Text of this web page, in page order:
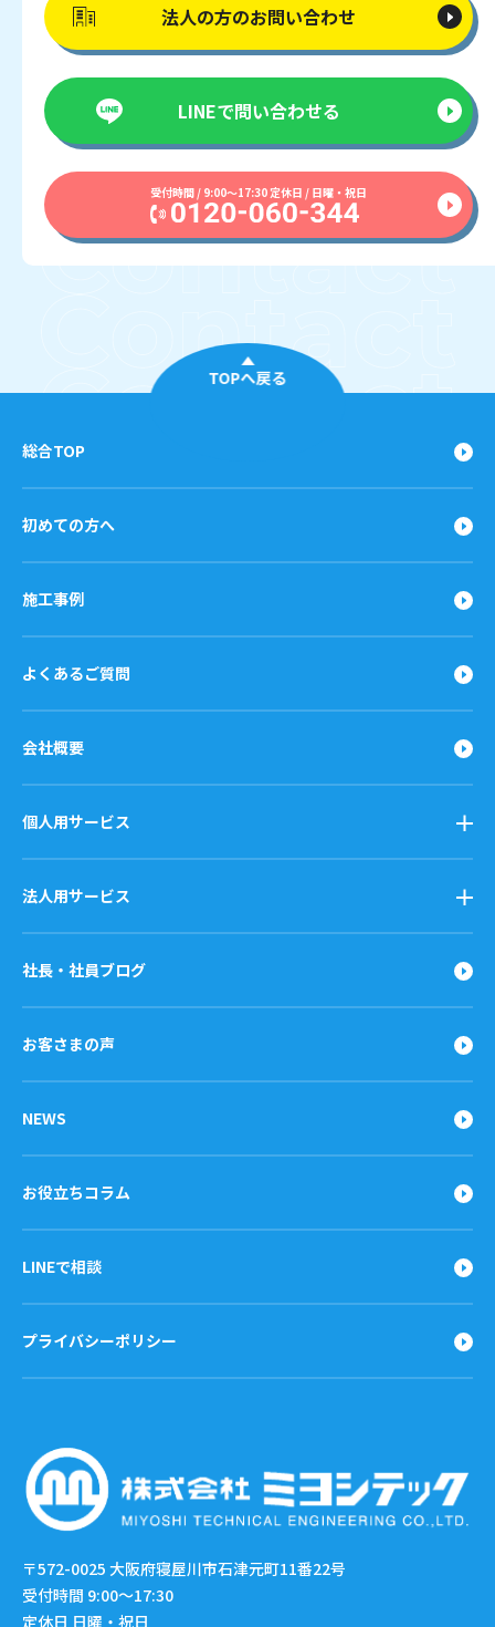
法人の方のお問い合わせ
LINEで問い合わせる
受付時間 / 9:00〜17:30 定休日 / 日曜・祝日
TOPへ戻る
総合TOP
初めての方へ
施工事例
よくあるご質問
会社概要
個人用サービス
法人用サービス
社長・社員ブログ
お客さまの声
NEWS
お役立ちコラム
LINEで相談
プライバシーポリシー
〒572-0025 大阪府寝屋川市石津元町11番22号
受付時間 9:00〜17:30
定休日 日曜・祝日